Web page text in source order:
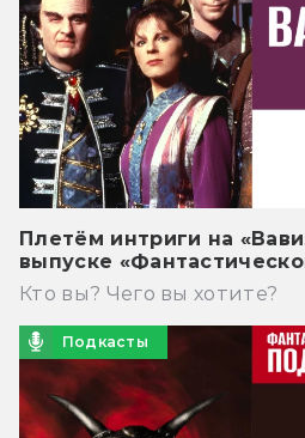
Плетём интриги на
выпуске
Кто вы? Чего вы хотите?
Подкасты